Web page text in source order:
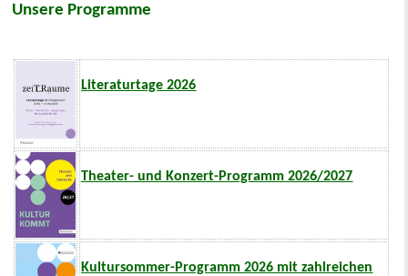
Unsere Programme
Literaturtage 2026
Theater- und Konzert-Programm 2026/2027
Kultursommer-Programm 2026 mit zahlreichen